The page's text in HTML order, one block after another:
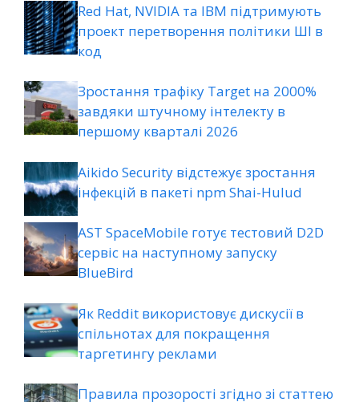
Red Hat, NVIDIA та IBM підтримують
проект перетворення політики ШІ в
код
Зростання трафіку Target на 2000%
завдяки штучному інтелекту в
першому кварталі 2026
Aikido Security відстежує зростання
інфекцій в пакеті npm Shai-Hulud
AST SpaceMobile готує тестовий D2D
сервіс на наступному запуску
BlueBird
Як Reddit використовує дискусії в
спільнотах для покращення
таргетингу реклами
Правила прозорості згідно зі статтею